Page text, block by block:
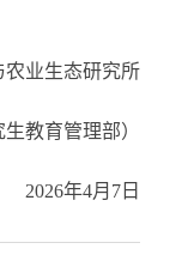
农业生态研究所
教育管理部）
2026年4月7日